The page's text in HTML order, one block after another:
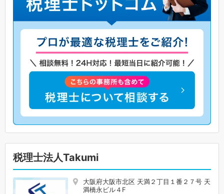
税理士法人Takumi
大阪府大阪市北区 天満２丁目１番２７号 天
満橋永ビル４F